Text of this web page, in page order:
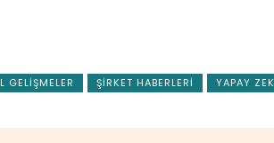
GELIŞMELER ŞIRKET HABERLERI YAPAY